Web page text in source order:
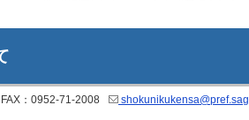
FAX：0952-71-2008